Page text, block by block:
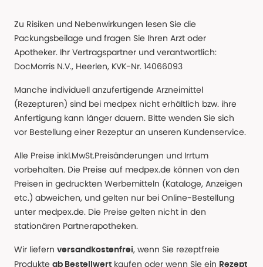
Zu Risiken und Nebenwirkungen lesen Sie die
Packungsbeilage und fragen Sie Ihren Arzt oder
Apotheker. Ihr Vertragspartner und verantwortlich:
DocMorris N.V., Heerlen, KVK-Nr. 14066093
Manche individuell anzufertigende Arzneimittel
(Rezepturen) sind bei medpex nicht erhältlich bzw. ihre
Anfertigung kann länger dauern. Bitte wenden Sie sich
vor Bestellung einer Rezeptur an unseren Kundenservice.
Alle Preise inkl.MwSt.Preisänderungen und Irrtum
vorbehalten. Die Preise auf medpex.de können von den
Preisen in gedruckten Werbemitteln (Kataloge, Anzeigen
etc.) abweichen, und gelten nur bei Online-Bestellung
unter medpex.de. Die Preise gelten nicht in den
stationären Partnerapotheken.
Wir liefern versandkostenfrei, wenn Sie rezeptfreie
Produkte ab Bestellwert kaufen oder wenn Sie ein Rezept